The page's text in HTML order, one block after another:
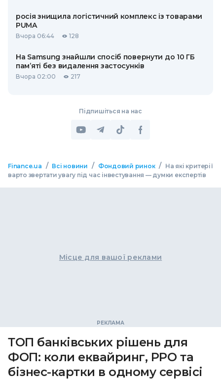
росія знищила логістичний комплекс із товарами
PUMA
Вчора 06:44 128
На Samsung знайшли спосіб повернути до 10 ГБ
пам’яті без видалення застосунків
Вчора 02:00 217
Підпишіться на нас
Finance.ua / Всі новини / Фондовий ринок / На які критерії
варто звертати увагу під час інвестування — думки експертів
Місце для вашої реклами
ТОП банківських рішень для
ФОП: коли еквайринг, РРО та
бізнес-картки в одному сервісі